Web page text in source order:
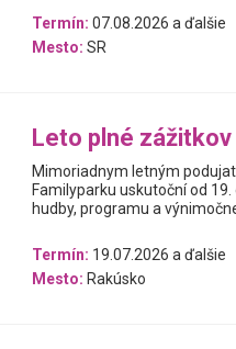
Termín: 07.08.2026 a ďalšie
Mesto: SR
Leto plné
Mimoriadnym letným
Familyparku uskutoční od
hudby, programu a
Termín: 19.07.2026 a ďalšie
Mesto: Rakúsko